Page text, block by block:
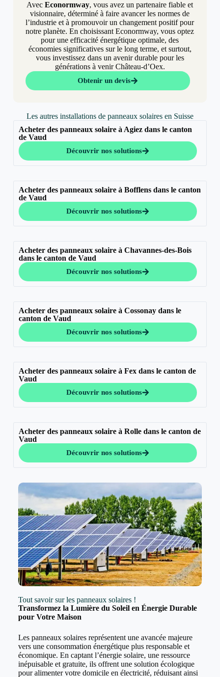
AvecEconormway, vous avez un partenaire fiable et
visionnaire, déterminé à faire avancer les normes de
l’industrie et à promouvoir un changement positif pour
notre planète. En choisissant Econormway, vous optez
pour une efficacité énergétique optimale, des
économies significatives sur le long terme, et surtout,
vous investissez dans un avenir durable pour les
générations à venir Château-d’Oex.
Obtenir un devis
Les autres installations de panneaux solaires en Suisse
Acheter des panneaux solaire à Agiez dans le canton
de Vaud
Découvrir nos solutions
Acheter des panneaux solaire à Bofflens dans le canton
de Vaud
Découvrir nos solutions
Acheter des panneaux solaire à Chavannes-des-Bois
dans le canton de Vaud
Découvrir nos solutions
Acheter des panneaux solaire à Cossonay dans le
canton de Vaud
Découvrir nos solutions
Acheter des panneaux solaire à Fex dans le canton de
Vaud
Découvrir nos solutions
Acheter des panneaux solaire à Rolle dans le canton de
Vaud
Découvrir nos solutions
Tout savoir sur les panneaux solaires !
Transformez la Lumière du Soleil en Énergie Durable
pour Votre Maison
Les panneaux solaires représentent une avancée majeure
vers une consommation énergétique plus responsable et
économique. En captant l’énergie solaire, une ressource
inépuisable et gratuite, ils offrent une solution écologique
pour alimenter votre domicile en électricité, réduisant ainsi